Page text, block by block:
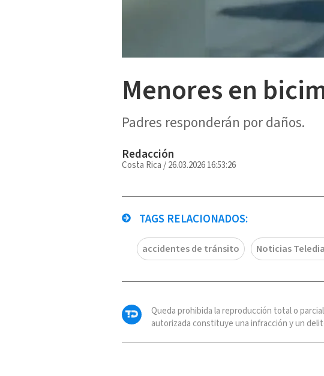
Menores en
Padres responderán por daños.
Redacción
Costa Rica /26.03.2026 16:53:26
TAGS RELACIONADOS:
accidentes de tránsito Noticias
Queda prohibida la reproducción total o
autorizada constituye una infracción y un